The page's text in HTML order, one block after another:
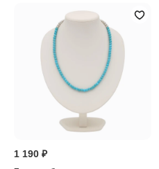
1 190 ₽